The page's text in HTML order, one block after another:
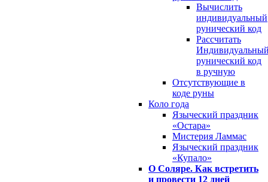
Вычислить
индивидуальный
рунический код
Рассчитать
рунический код
в ручную
Отсутствующие в
коде руны
Коло года
Языческий праздник
«Остара»
Мистерия Ламмас
Языческий праздник
«Купало»
О Соляре. Как встретить
и провести 12 дней